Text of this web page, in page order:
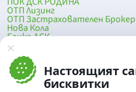
Настоящият
бисквитки
ОТП Лизинг
ОТП Застрахователен Брокер
Нова Кола
Банка ДСК
DSK Mobile
Оферти за продажба от Банка
Клонова мрежа и банкомати
До началото на